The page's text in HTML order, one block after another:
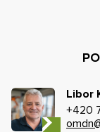
Libor
+420